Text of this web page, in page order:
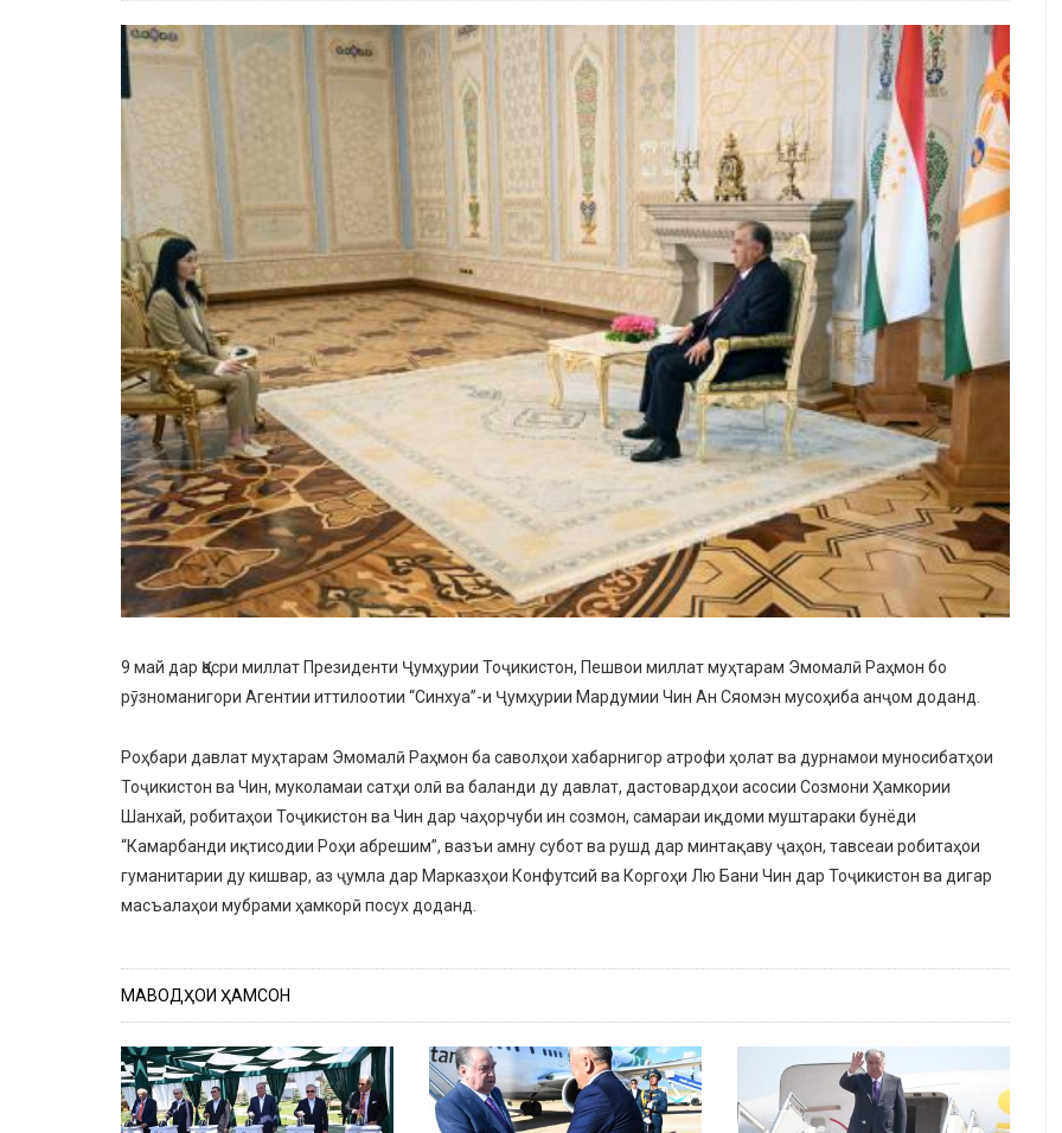
9 май дар Қасри миллат Президенти Ҷумҳурии Тоҷикистон, Пешвои миллат муҳтарам Эмомалӣ Раҳмон бо
рӯзноманигори Агентии иттилоотии “Синхуа”-и Ҷумҳурии Мардумии Чин Ан Сяомэн мусоҳиба анҷом доданд.
Роҳбари давлат муҳтарам Эмомалӣ Раҳмон ба саволҳои хабарнигор атрофи ҳолат ва дурнамои муносибатҳои
Тоҷикистон ва Чин, муколамаи сатҳи олӣ ва баланди ду давлат, дастовардҳои асосии Созмони Ҳамкории
Шанхай, робитаҳои Тоҷикистон ва Чин дар чаҳорчуби ин созмон, самараи иқдоми муштараки бунёди
“Камарбанди иқтисодии Роҳи абрешим”, вазъи амну субот ва рушд дар минтақаву ҷаҳон, тавсеаи робитаҳои
гуманитарии ду кишвар, аз ҷумла дар Марказҳои Конфутсий ва Коргоҳи Лю Бани Чин дар Тоҷикистон ва дигар
масъалаҳои мубрами ҳамкорӣ посух доданд.
МАВОДҲОИ ҲАМСОН